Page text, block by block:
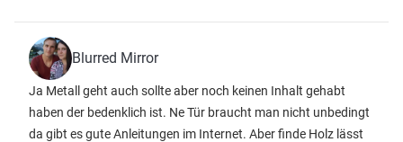
Blurred Mirror
Ja Metall geht auch sollte aber noch keinen Inhalt gehabt
haben der bedenklich ist. Ne Tür braucht man nicht unbedingt
da gibt es gute Anleitungen im Internet. Aber finde Holz lässt